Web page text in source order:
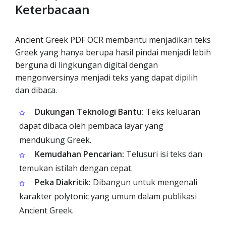
Keterbacaan
Ancient Greek PDF OCR membantu menjadikan teks
Greek yang hanya berupa hasil pindai menjadi lebih
berguna di lingkungan digital dengan
mengonversinya menjadi teks yang dapat dipilih
dan dibaca.
Dukungan Teknologi Bantu: Teks keluaran
dapat dibaca oleh pembaca layar yang
mendukung Greek.
Kemudahan Pencarian: Telusuri isi teks dan
temukan istilah dengan cepat.
Peka Diakritik: Dibangun untuk mengenali
karakter polytonic yang umum dalam publikasi
Ancient Greek.